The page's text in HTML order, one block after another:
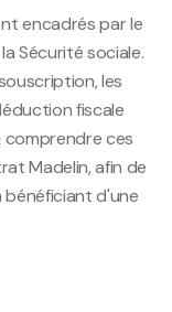
encadrés par le
Sécurité sociale.
les
fiscale
ces
Madelin, afin de
bénéficiant d'une